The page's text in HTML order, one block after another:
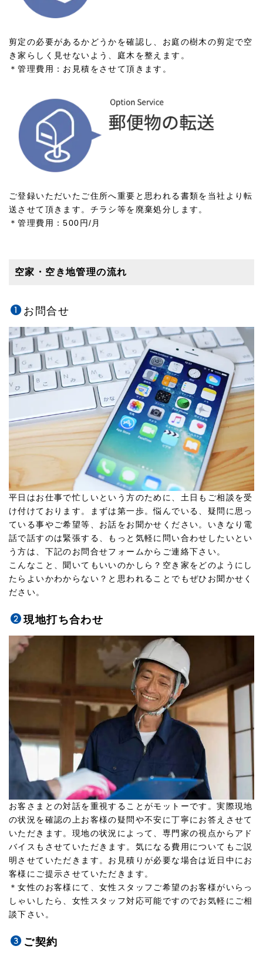
剪定の必要があるかどうかを確認し、お庭の樹木の剪定で空
き家らしく見せないよう、庭木を整えます。
＊管理費用：お見積をさせて頂きます。
ご登録いただいたご住所へ重要と思われる書類を当社より転
送させて頂きます。チラシ等を廃棄処分します。
＊管理費用：500円/月
空家・空き地管理の流れ
お問合せ
平日はお仕事で忙しいという方のために、土日もご相談を受
け付けております。まずは第一歩。悩んでいる、疑問に思っ
ている事やご希望等、お話をお聞かせください。いきなり電
話で話すのは緊張する、もっと気軽に問い合わせしたいとい
う方は、下記のお問合せフォームからご連絡下さい。
こんなこと、聞いてもいいのかしら？空き家をどのようにし
たらよいかわからない？と思われることでもぜひお聞かせく
ださい。
現地打ち合わせ
お客さまとの対話を重視することがモットーです。実際現地
の状況を確認の上お客様の疑問や不安に丁寧にお答えさせて
いただきます。現地の状況によって、専門家の視点からアド
バイスもさせていただきます。気になる費用についてもご説
明させていただきます。お見積りが必要な場合は近日中にお
客様にご提示させていただきます。
＊女性のお客様にて、女性スタッフご希望のお客様がいらっ
しゃいしたら、女性スタッフ対応可能ですのでお気軽にご相
談下さい。
ご契約